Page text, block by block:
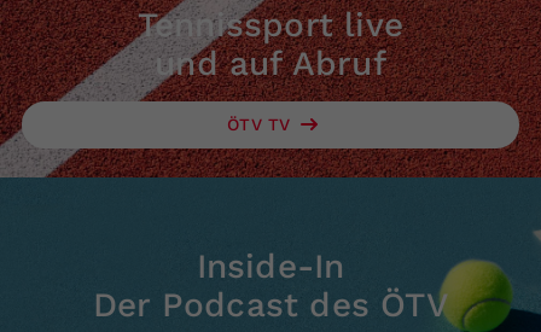
Tennissport live
und auf Abruf
ÖTV TV
Inside-In
Der Podcast des ÖTV